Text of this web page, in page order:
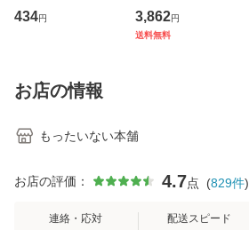
イーストウエス
ト・ジャパン [CD]
434円
専門職の看護マネ
ジメントスキル 改
3,862円
送料無料
お店の情報
もったいない本舗
お店の評価： 4.7点 (829件)
連絡・応対 配送スピード